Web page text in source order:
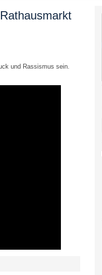
und Rassismus sein.